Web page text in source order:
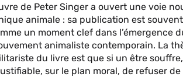
de Peter Singer a ouvert une voie
animale : sa publication est
un moment clef dans l’émergence
animaliste contemporain. La
du livre est que si un être
sur le plan moral, de refuser